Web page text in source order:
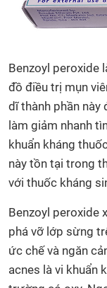
Benzoyl peroxide
đồ điều trị mụn
dĩ thành phần này
làm giảm nhanh
khuẩn kháng
này tồn tại trong
với thuốc kháng
Benzoyl peroxide
phá vỡ lớp sừng
ức chế và ngăn
acnes là vi khuẩn